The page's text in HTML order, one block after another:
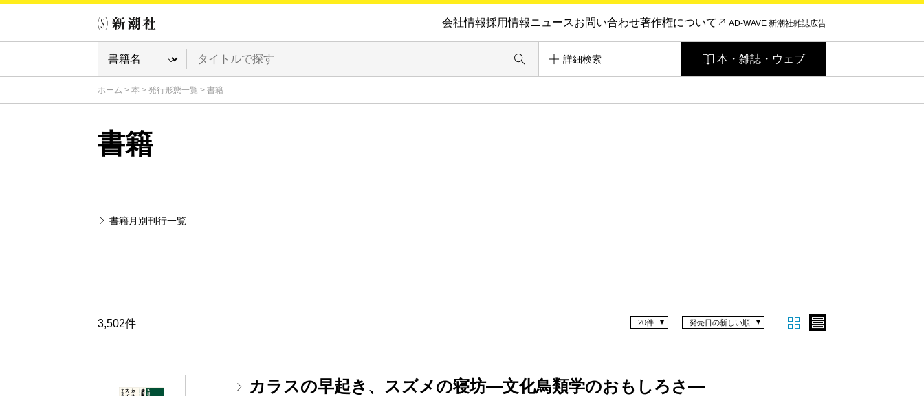
会社情報採用情報ニュースお問い合わせ著作権について AD-WAVE 新潮社雑誌広告
詳細検索 本・雑誌・ウェブ
ホーム > 本 > 発行形態一覧 > 書籍
書籍
書籍月別刊行一覧
3,502件 発売日の新しい順
20件
カラスの早起き、スズメの寝坊―文化鳥類学のおもしろさ―